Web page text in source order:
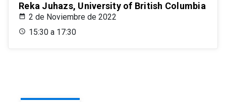
Reka Juhazs, University of British Columbia
2 de Noviembre de 2022
15:30 a 17:30